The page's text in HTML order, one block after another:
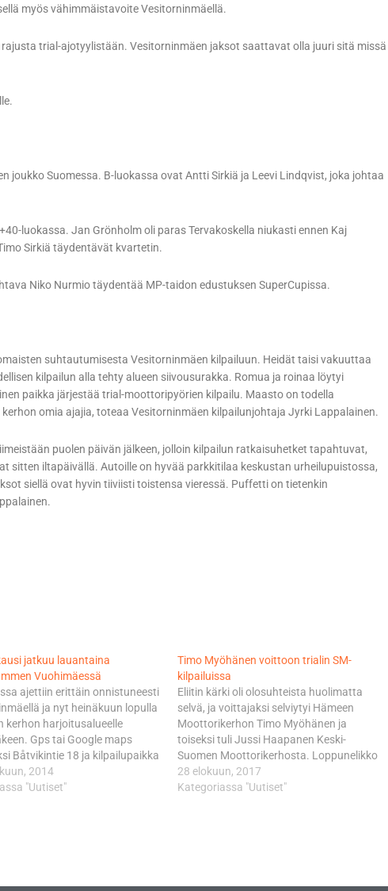
myös vähimmäistavoite Vesitorninmäellä.
trial-ajotyylistään. Vesitorninmäen jaksot saattavat olla juuri sitä missä
joukko Suomessa. B-luokassa ovat Antti Sirkiä ja Leevi Lindqvist, joka johtaa
luokassa. Jan Grönholm oli paras Tervakoskella niukasti ennen Kaj
Sirkiä täydentävät kvartetin.
Niko Nurmio täydentää MP-taidon edustuksen SuperCupissa.
suhtautumisesta Vesitorninmäen kilpailuun. Heidät taisi vakuuttaa
kilpailun alla tehty alueen siivousurakka. Romua ja roinaa löytyi
paikka järjestää trial-moottoripyörien kilpailu. Maasto on todella
omia ajajia, toteaa Vesitorninmäen kilpailunjohtaja Jyrki Lappalainen.
puolen päivän jälkeen, jolloin kilpailun ratkaisuhetket tapahtuvat,
sitten iltapäivällä. Autoille on hyvää parkkitilaa keskustan urheilupuistossa,
siellä ovat hyvin tiiviisti toistensa vieressä. Puffetti on tietenkin
jatkuu lauantaina
Vuohimäessä
ajettiin erittäin onnistuneesti
ja nyt heinäkuun lopulla
kerhon harjoitusalueelle
Gps tai Google maps
Båtvikintie 18 ja kilpailupaikka
Haapanen, 45, kauden
Veteraani, Jyväskylää
2014
"Uutiset"
Timo Myöhänen voittoon trialin SM-
kilpailuissa
Eliitin kärki oli olosuhteista huolimatta
selvä, ja voittajaksi selviytyi Hämeen
Moottorikerhon Timo Myöhänen ja
toiseksi tuli Jussi Haapanen Keski-
Suomen Moottorikerhosta. Loppunelikko
mahtuikin yhdeksän pisteen sisään ja
heistä parhaiten ajoi lopulta Henry
28 elokuun, 2017
Kategoriassa "Uutiset"